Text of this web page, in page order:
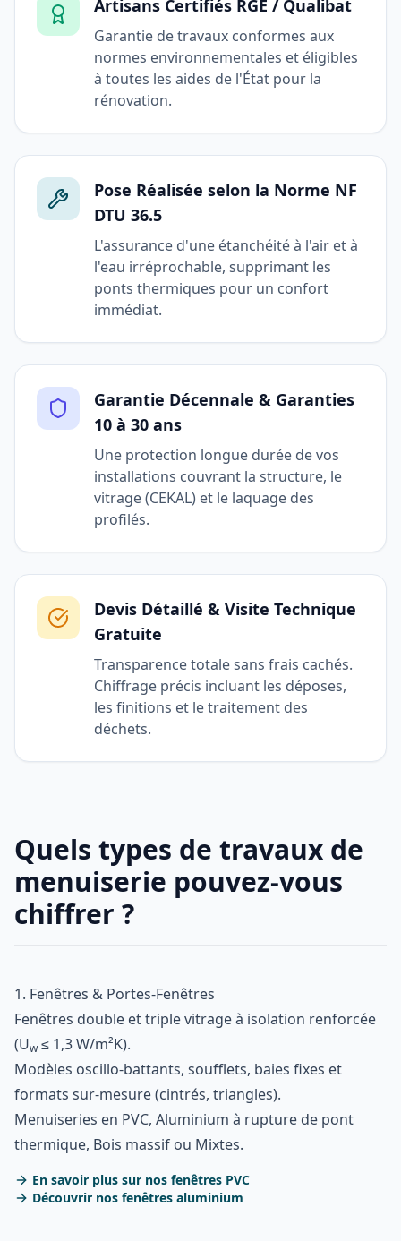
Artisans Certifiés RGE / Qualibat
Garantie de travaux conformes aux
normes environnementales et éligibles
à toutes les aides de l'État pour la
rénovation.
Pose Réalisée selon la Norme NF
DTU 36.5
L'assurance d'une étanchéité à l'air et à
l'eau irréprochable, supprimant les
ponts thermiques pour un confort
immédiat.
Garantie Décennale & Garanties
10 à 30 ans
Une protection longue durée de vos
installations couvrant la structure, le
vitrage (CEKAL) et le laquage des
profilés.
Devis Détaillé & Visite Technique
Gratuite
Transparence totale sans frais cachés.
Chiffrage précis incluant les déposes,
les finitions et le traitement des
déchets.
Quels types de travaux de
menuiserie pouvez-vous
chiffrer ?
1. Fenêtres & Portes-Fenêtres
Fenêtres double et triple vitrage à isolation renforcée
(Uw≤ 1,3 W/m²K).
Modèles oscillo-battants, soufflets, baies fixes et
formats sur-mesure (cintrés, triangles).
Menuiseries en PVC, Aluminium à rupture de pont
thermique, Bois massif ou Mixtes.
En savoir plus sur nos fenêtres PVC
Découvrir nos fenêtres aluminium